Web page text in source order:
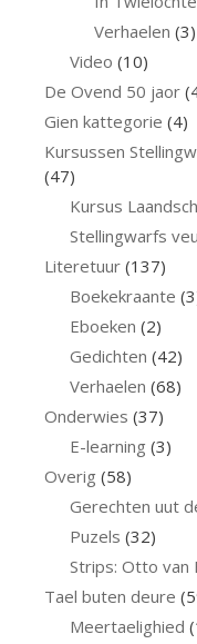
Verhaelen (3)
Video (10)
De Ovend 50 jaor
Gien kattegorie (4)
Kursussen
(47)
Kursus
Stellingwarfs
Literetuur (137)
Boekekraante
Eboeken (2)
Gedichten (42)
Verhaelen (68)
Onderwies (37)
E-learning (3)
Overig (58)
Gerechten uut
Puzels (32)
Strips: Otto van
Tael buten deure
Meertaelighied